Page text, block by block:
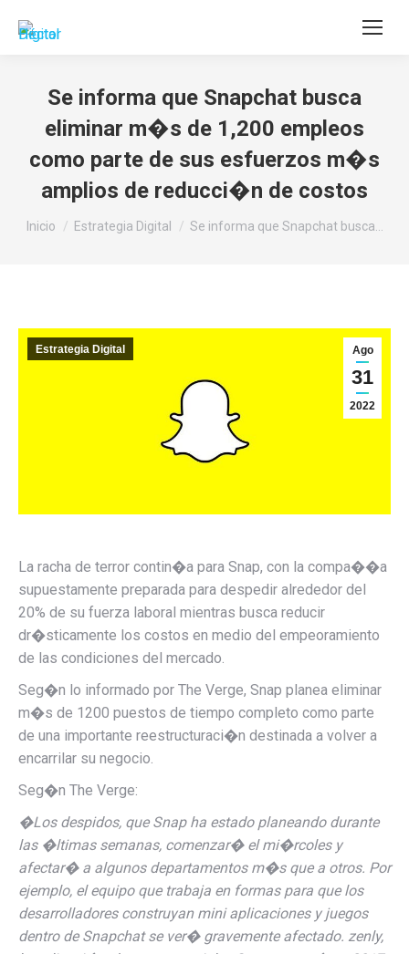
Buscar:
Se informa que Snapchat busca
eliminar m�s de 1,200 empleos
como parte de sus esfuerzos m�s
amplios de reducci�n de costos
Estás aquí:
Inicio Estrategia Digital Se informa que Snapchat busca…
Ago
31
2022
Estrategia Digital
La racha de terror contin�a para Snap, con la compa��a
supuestamente preparada para despedir alrededor del
20% de su fuerza laboral mientras busca reducir
dr�sticamente los costos en medio del empeoramiento
de las condiciones del mercado.
Seg�n lo informado por The Verge, Snap planea eliminar
m�s de 1200 puestos de tiempo completo como parte
de una importante reestructuraci�n destinada a volver a
encarrilar su negocio.
Seg�n The Verge:
�Los despidos, que Snap ha estado planeandodurante
las �ltimas semanas, comenzar� el mi�rcoles y
afectar� a algunos departamentos m�s que a otros. Por
ejemplo, el equipo que trabaja en formas para que los
desarrolladores construyan mini aplicaciones y juegos
dentro de Snapchat se ver� gravemente afectado. zenly,